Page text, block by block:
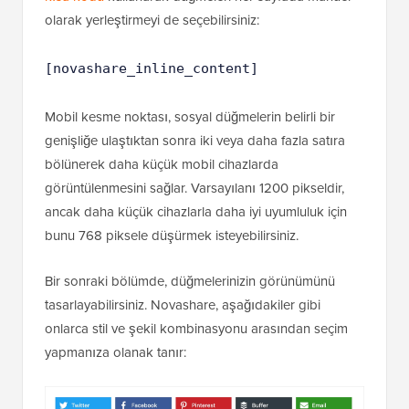
olarak yerleştirmeyi de seçebilirsiniz:
[novashare_inline_content]
Mobil kesme noktası, sosyal düğmelerin belirli bir
genişliğe ulaştıktan sonra iki veya daha fazla satıra
bölünerek daha küçük mobil cihazlarda
görüntülenmesini sağlar. Varsayılanı 1200 pikseldir,
ancak daha küçük cihazlarla daha iyi uyumluluk için
bunu 768 piksele düşürmek isteyebilirsiniz.
Bir sonraki bölümde, düğmelerinizin görünümünü
tasarlayabilirsiniz. Novashare, aşağıdakiler gibi
onlarca stil ve şekil kombinasyonu arasından seçim
yapmanıza olanak tanır: